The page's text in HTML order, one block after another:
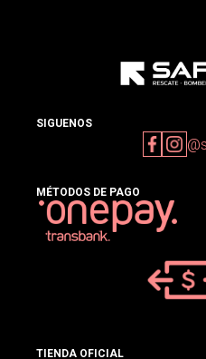
SIGUENOS
MÉTODOS DE PAGO
TIENDA OFICIAL